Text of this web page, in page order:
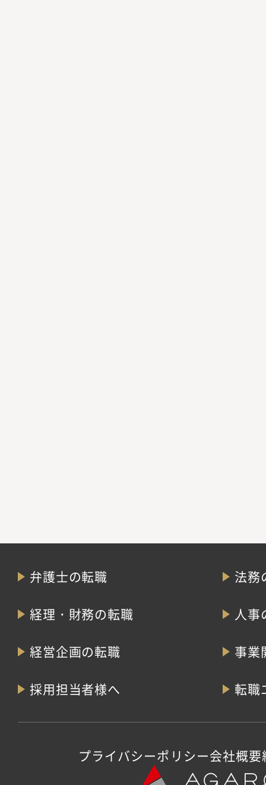
弁護士の転職 法務
経理・財務の転職 人事
経営企画の転職 事業
採用担当者様へ 転職
プライバシーポリシー会社概要